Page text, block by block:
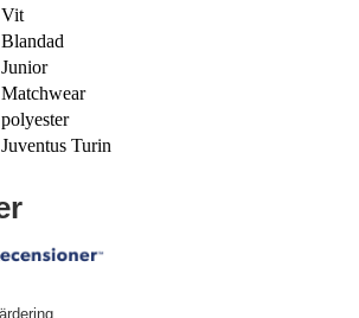
Vit
Blandad
Junior
Matchwear
polyester
Juventus Turin